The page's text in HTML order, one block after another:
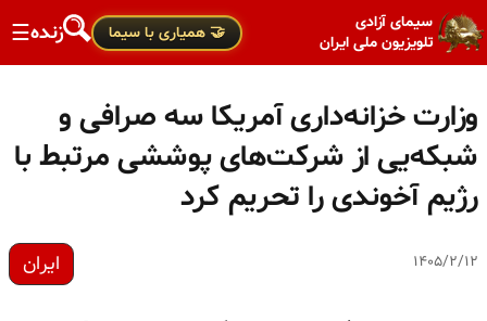
سیمای آزادی
تلویزیون ملی ایران
🤝 همیاری با سیما زنده☰
وزارت خزانه‌داری آمریکا سه صرافی و
شبکه‌یی از شرکت‌های پوششی مرتبط با
رژیم آخوندی را تحریم کرد
۱۴۰۵/۲/۱۲ ایران